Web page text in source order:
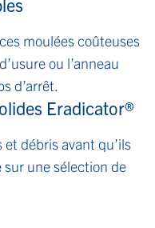
moulées coûteuses
ou l’anneau
d’arrêt.
Eradicator®
débris avant qu’ils
sur une sélection de